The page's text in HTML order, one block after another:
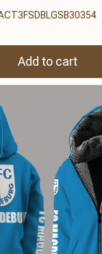
Add to cart